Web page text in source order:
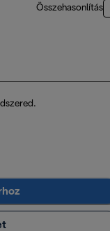
Összehasonlítás